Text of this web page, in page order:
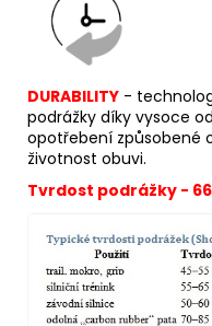
DURABILITY -
podrážky díky vysoce
opotřebení způsobené
životnost obuvi.
Tvrdost podrážky - 66